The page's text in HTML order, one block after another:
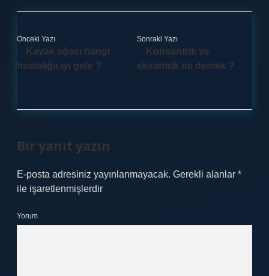
Önceki Yazı
Kavak ağacı hangi
hastalığa iyi gelir ?
Sonraki Yazı
Konsantrik ve
eksantrik ne demek ?
Bir yanıt yazın
E-posta adresiniz yayınlanmayacak. Gerekli alanlar *
ile işaretlenmişlerdir
Yorum